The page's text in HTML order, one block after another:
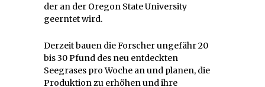
der an der Oregon State University
geerntet wird.
Derzeit bauen die Forscher ungefähr 20
bis 30 Pfund des neu entdeckten
Seegrases pro Woche an und planen, die
Produktion zu erhöhen und ihre